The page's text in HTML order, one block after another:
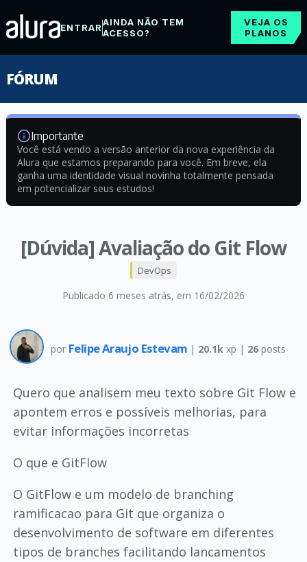
ENTRARAINDA NÃO TEM
ACESSO?
VEJA OS
PLANOS
FÓRUM
Importante
Você está vendo a versão anterior da nova experiência da
Alura que estamos preparando para você. Em breve, ela
ganha uma identidade visual novinha totalmente pensada
em potencializar seus estudos!
[Dúvida] Avaliação do Git Flow
Publicado 6 meses atrás, em 16/02/2026
DevOps
por Felipe Araujo Estevam | 20.1k xp | 26posts
Quero que analisem meu texto sobre Git Flow e
apontem erros e possíveis melhorias, para
evitar informações incorretas
O que e GitFlow
O GitFlow e um modelo de branching
ramificacao para Git que organiza o
desenvolvimento de software em diferentes
tipos de branches facilitando lancamentos